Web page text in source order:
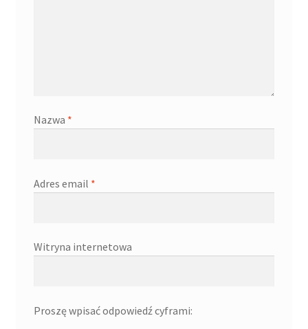
Nazwa *
Adres email *
Witryna internetowa
Proszę wpisać odpowiedź cyframi: